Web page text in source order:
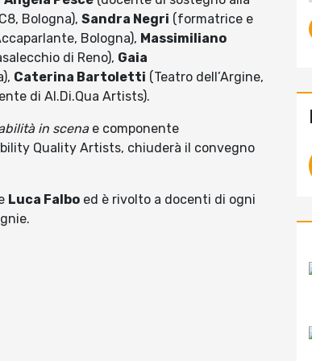
Bologna), Sandra Negri (formatrice e
Bologna), Massimiliano
di Reno), Gaia
Caterina Bartoletti (Teatro dell’Argine,
di Al.Di.Qua Artists).
in scenae componente
Quality Artists, chiuderà il convegno
Luca Falbo ed è rivolto a docenti di ogni